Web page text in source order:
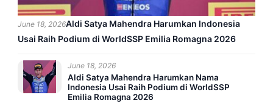
June 18, 2026Aldi Satya Mahendra Harumkan Indonesia
Usai Raih Podium di WorldSSP Emilia Romagna 2026
June 18, 2026
Aldi Satya Mahendra Harumkan Nama
Indonesia Usai Raih Podium di WorldSSP
Emilia Romagna 2026